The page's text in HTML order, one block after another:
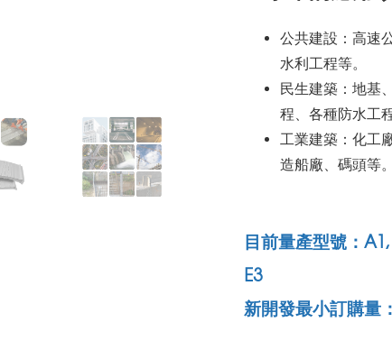
公共建設：高速
水利工程等。
民生建築：地基
程、各種防水工程
工業建築：化工
造船廠、碼頭等。
目前量產型號：
E3
新開發最小訂購量